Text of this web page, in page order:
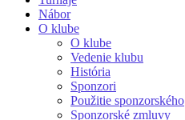
Nábor
O klube
O klube
Vedenie klubu
História
Sponzori
Použitie sponzorského
Sponzorské zmluvy